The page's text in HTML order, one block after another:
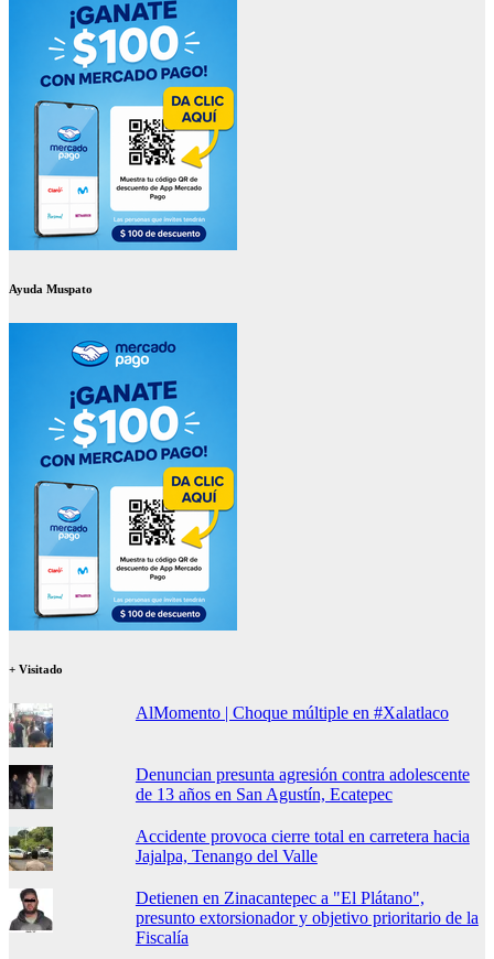
Ayuda Muspato
+ Visitado
AlMomento | Choque múltiple en #Xalatlaco
Denuncian presunta agresión contra adolescente
de 13 años en San Agustín, Ecatepec
Accidente provoca cierre total en carretera hacia
Jajalpa, Tenango del Valle
Detienen en Zinacantepec a "El Plátano",
presunto extorsionador y objetivo prioritario de la
Fiscalía